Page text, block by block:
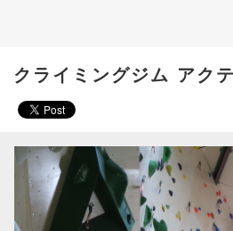
クライミングジム アク